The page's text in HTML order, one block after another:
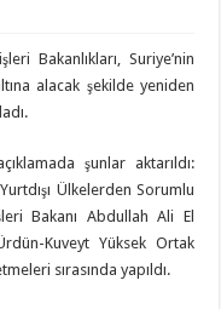
Bakanlıkları, Suriye’nin
alacak şekilde yeniden
şunlar aktarıldı:
Ülkelerden Sorumlu
Bakanı Abdullah Ali El
Kuveyt Yüksek Ortak
sırasında yapıldı.